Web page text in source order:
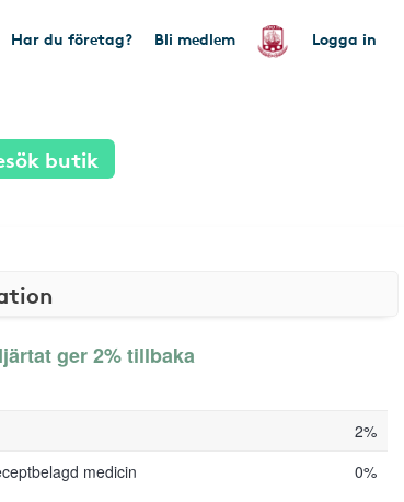
Har du företag? Bli medlem Logga in
butik
ger 2% tillbaka
2%
medicin
0%